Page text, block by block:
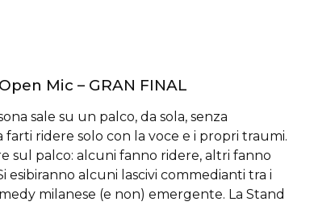
Mic – GRAN FINAL
sale su un palco, da sola, senza
ridere solo con la voce e i propri traumi.
sul palco: alcuni fanno ridere, altri fanno
esibiranno alcuni lascivi commedianti tra i
milanese (e non) emergente. La Stand